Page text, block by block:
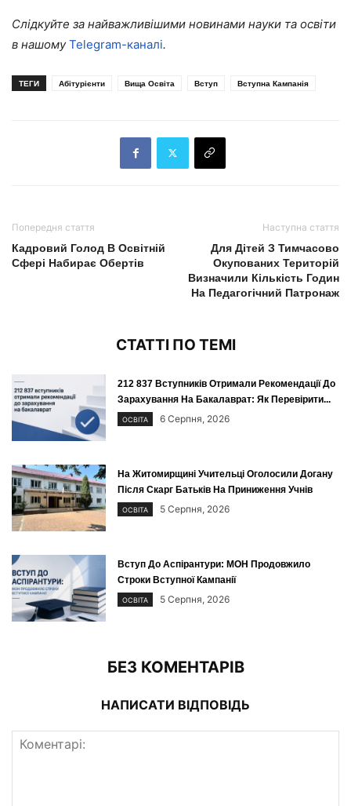
Слідкуйте за найважливішими новинами науки та освіти
в нашомуTelegram-каналі.
ТЕГИ Абітурієнти Вища Освіта Вступ Вступна Кампанія
Попередня стаття
Кадровий Голод В Освітній
Сфері Набирає Обертів
Наступна стаття
Для Дітей З Тимчасово
Окупованих Територій
Визначили Кількість Годин
На Педагогічний Патронаж
СТАТТІ ПО ТЕМІ
212 837 Вступників Отримали Рекомендації До
Зарахування На Бакалаврат: Як Перевірити...
ОСВІТА 6 Серпня, 2026
На Житомирщині Учительці Оголосили Догану
Після Скарг Батьків На Приниження Учнів
ОСВІТА 5 Серпня, 2026
Вступ До Аспірантури: МОН Продовжило
Строки Вступної Кампанії
ОСВІТА 5 Серпня, 2026
БЕЗ КОМЕНТАРІВ
НАПИСАТИ ВІДПОВІДЬ